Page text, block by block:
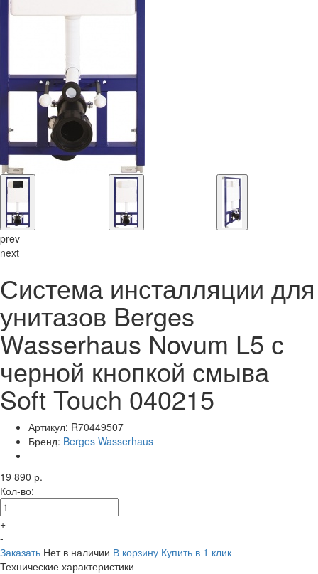
prev
next
Система инсталляции для
унитазов Berges
Wasserhaus Novum L5 с
черной кнопкой смыва
Soft Touch 040215
Артикул: R70449507
Бренд: Berges Wasserhaus
19 890 р.
Кол-во:
+
-
Заказать Нет в наличии В корзину Купить в 1 клик
Технические характеристики